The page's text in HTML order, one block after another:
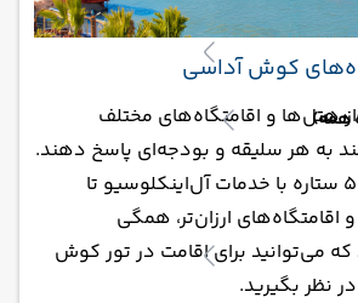
همه)
کوش آداسی
هتل‌ها و اقامتگاه‌های مختلف
به هر سلیقه و بودجه‌ای پاسخ دهند.
از هتل‌های لوکس 5 ستاره با خدمات آل‌اینکلوسیو تا
ارزان‌تر، همگی
می‌توانید برای اقامت در تور کوش